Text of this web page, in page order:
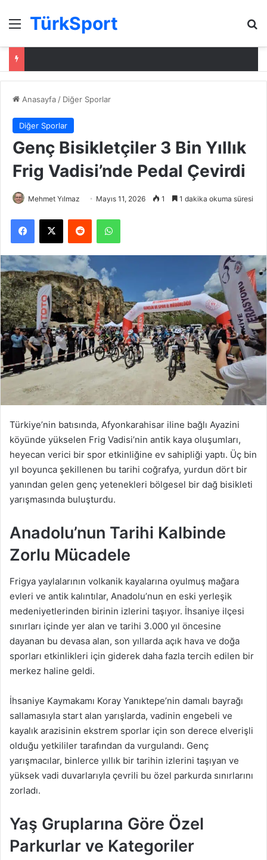
Menü
TürkSport
Anasayfa / Diğer Sporlar
Diğer Sporlar
Genç Bisikletçiler 3 Bin Yıllık
Frig Vadisi’nde Pedal Çevirdi
Mehmet Yılmaz Mayıs 11, 2026 1 1 dakika okuma süresi
Facebook
X Reddit WhatsApp
Türkiye’nin batısında, Afyonkarahisar iline bağlı Ayazini
köyünde yükselen Frig Vadisi’nin antik kaya oluşumları,
heyecan verici bir spor etkinliğine ev sahipliği yaptı. Üç bin
yıl boyunca şekillenen bu tarihi coğrafya, yurdun dört bir
yanından gelen genç yetenekleri bölgesel bir dağ bisikleti
yarışmasında buluşturdu.
Anadolu’nun Tarihi Kalbinde
Zorlu Mücadele
Frigya yaylalarının volkanik kayalarına oyulmuş mağara
evleri ve antik kalıntılar, Anadolu’nun en eski yerleşik
medeniyetlerinden birinin izlerini taşıyor. İhsaniye ilçesi
sınırları içinde yer alan ve tarihi 3.000 yıl öncesine
dayanan bu devasa alan, son yıllarda açık hava ve doğa
sporları etkinlikleri için giderek daha fazla tercih edilen bir
merkez haline geldi.
İhsaniye Kaymakamı Koray Yanıktepe’nin damalı bayrağı
sallamasıyla start alan yarışlarda, vadinin engebeli ve
kayalık arazisinin ekstrem sporlar için son derece elverişli
olduğu yetkililer tarafından da vurgulandı. Genç
yarışmacılar, binlerce yıllık bir tarihin izlerini taşıyan ve
yüksek vadi duvarlarıyla çevrili bu özel parkurda sınırlarını
zorladı.
Yaş Gruplarına Göre Özel
Parkurlar ve Kategoriler